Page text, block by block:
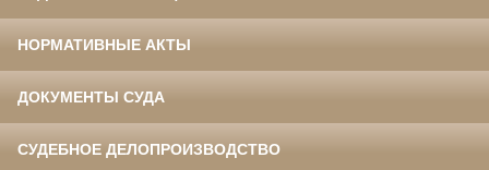
НОРМАТИВНЫЕ АКТЫ
ДОКУМЕНТЫ СУДА
СУДЕБНОЕ ДЕЛОПРОИЗВОДСТВО